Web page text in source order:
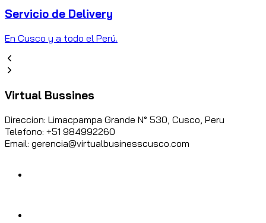
Servicio de Delivery
En Cusco y a todo el Perú.
Virtual Bussines
Direccion: Limacpampa Grande N° 530, Cusco, Peru
Telefono: +51 984992260
Email: gerencia@virtualbusinesscusco.com